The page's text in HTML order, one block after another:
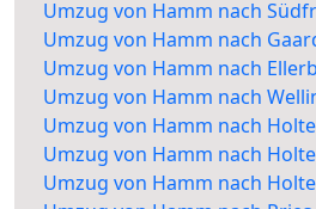
Umzug von Hamm nach
Umzug von Hamm nach
Umzug von Hamm nach
Umzug von Hamm nach
Umzug von Hamm nach
Umzug von Hamm nach
Umzug von Hamm nach